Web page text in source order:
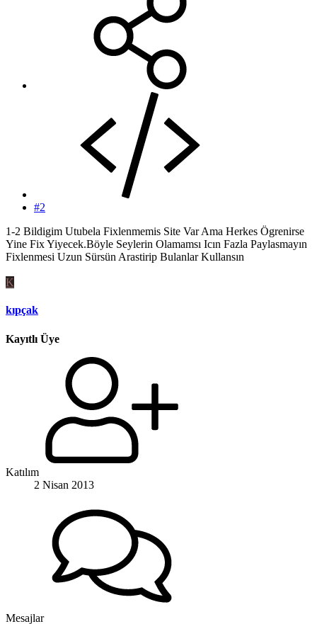
#2
1-2 Bildigim Utubela Fixlenmemis Site Var Ama Herkes Ögrenirse
Yine Fix Yiyecek.Böyle Seylerin Olamamsı Icın Fazla Paylasmayın
Fixlenmesi Uzun Sürsün Arastirip Bulanlar Kullansın
K
kıpçak
Kayıtlı Üye
Katılım
2 Nisan 2013
Mesajlar